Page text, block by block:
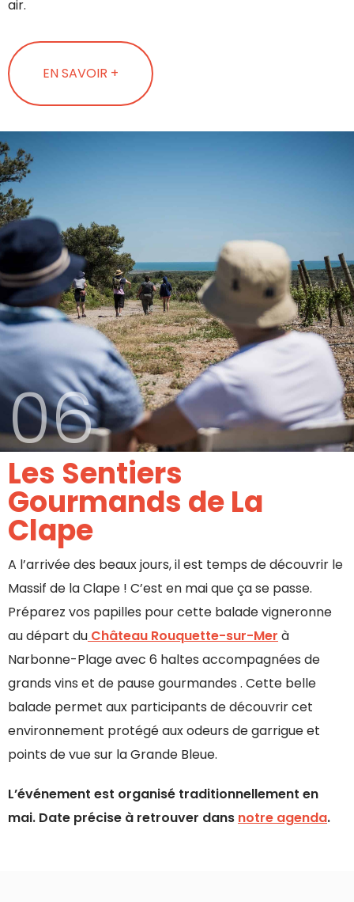
air.
EN SAVOIR +
06
Les Sentiers
Gourmands de La
Clape
A l’arrivée des beaux jours, il est temps de découvrir le
Massif de la Clape ! C’est en mai que ça se passe.
Préparez vos papilles pour cette balade vigneronne
au départ du Château Rouquette-sur-Mer à
Narbonne-Plage avec 6 haltes accompagnées de
grands vins et de pause gourmandes . Cette belle
balade permet aux participants de découvrir cet
environnement protégé aux odeurs de garrigue et
points de vue sur la Grande Bleue.
L’événement est organisé traditionnellement en
mai. Date précise à retrouver dans notre agenda.